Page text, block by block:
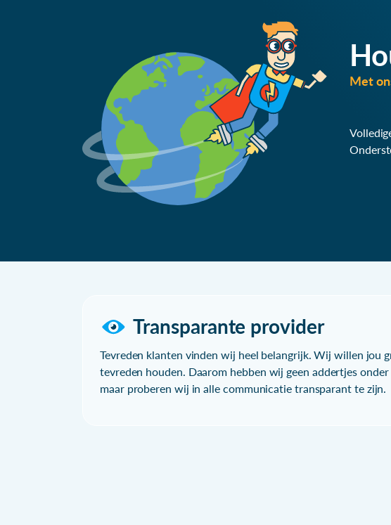
Met
Transparante provider
Tevreden klanten vinden wij heel belangrijk. Wij willen jou
tevreden houden. Daarom hebben wij geen addertjes onder
maar proberen wij in alle communicatie transparant te zijn.